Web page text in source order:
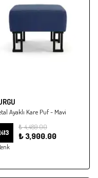
Ayaklı Kare Puf - Mavi
13
₺ 4,489.00
₺ 3,900.00